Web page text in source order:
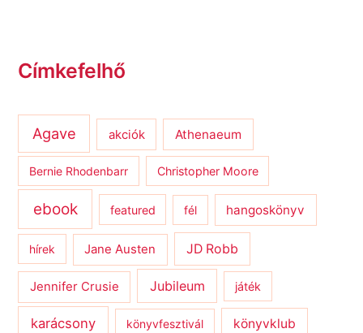
Címkefelhő
Agave akciók Athenaeum
Bernie Rhodenbarr Christopher Moore
ebook featured fél hangoskönyv
hírek Jane Austen JD Robb
Jennifer Crusie Jubileum játék
karácsony könyvfesztivál könyvklub